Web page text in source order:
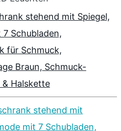
stehend mit Spiegel,
Schubladen,
für Schmuck,
Braun, Schmuck-
Halskette